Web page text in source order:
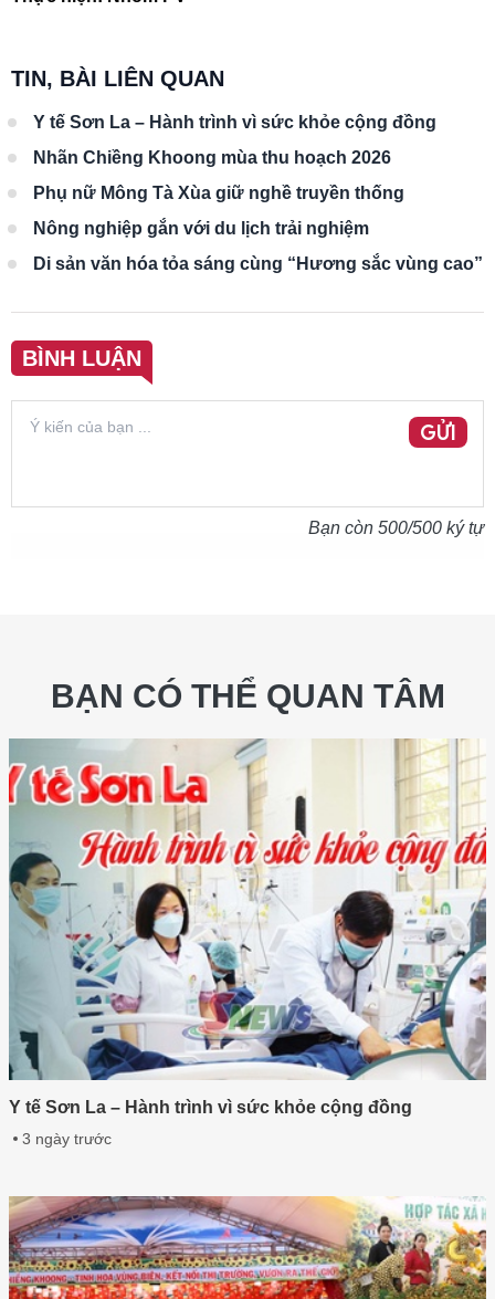
TIN, BÀI LIÊN QUAN
Y tế Sơn La – Hành trình vì sức khỏe cộng đồng
Nhãn Chiềng Khoong mùa thu hoạch 2026
Phụ nữ Mông Tà Xùa giữ nghề truyền thống
Nông nghiệp gắn với du lịch trải nghiệm
Di sản văn hóa tỏa sáng cùng “Hương sắc vùng cao”
BÌNH LUẬN
GỬI
Bạn còn 500/500 ký tự
BẠN CÓ THỂ QUAN TÂM
Y tế Sơn La – Hành trình vì sức khỏe cộng đồng
3 ngày trước